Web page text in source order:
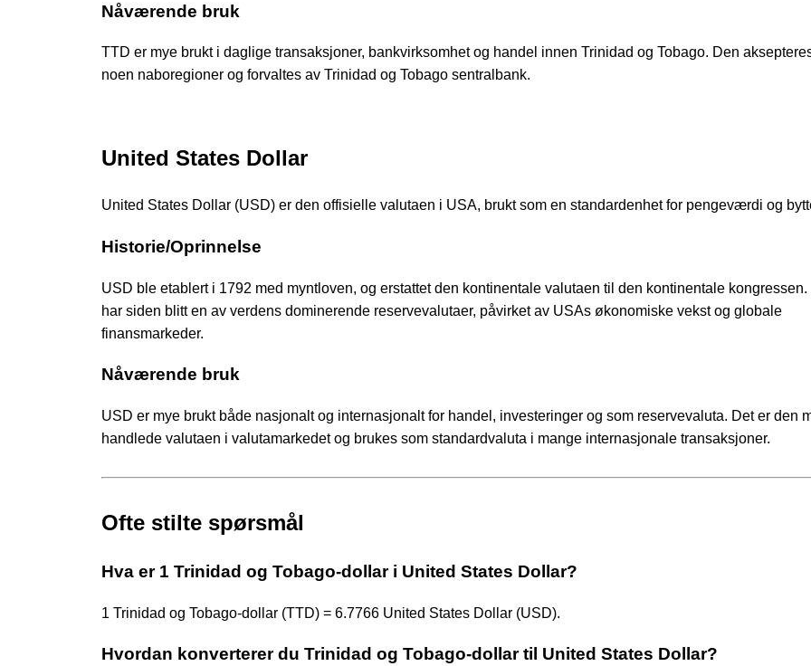
Nåværende bruk
TTD er mye brukt i daglige transaksjoner, bankvirksomhet og handel innen Trinidad og Tobago. Den
noen naboregioner og forvaltes av Trinidad og Tobago sentralbank.
United States Dollar
United States Dollar (USD) er den offisielle valutaen i USA, brukt som en standardenhet for pengeværdi og
Historie/Oprinnelse
USD ble etablert i 1792 med myntloven, og erstattet den kontinentale valutaen til den kontinentale kongressen.
har siden blitt en av verdens dominerende reservevalutaer, påvirket av USAs økonomiske vekst og globale
finansmarkeder.
Nåværende bruk
USD er mye brukt både nasjonalt og internasjonalt for handel, investeringer og som reservevaluta. Det er den
handlede valutaen i valutamarkedet og brukes som standardvaluta i mange internasjonale transaksjoner.
Ofte stilte spørsmål
Hva er 1 Trinidad og Tobago-dollar i United States Dollar?
1 Trinidad og Tobago-dollar (TTD) = 6.7766 United States Dollar (USD).
Hvordan konverterer du Trinidad og Tobago-dollar til United States Dollar?